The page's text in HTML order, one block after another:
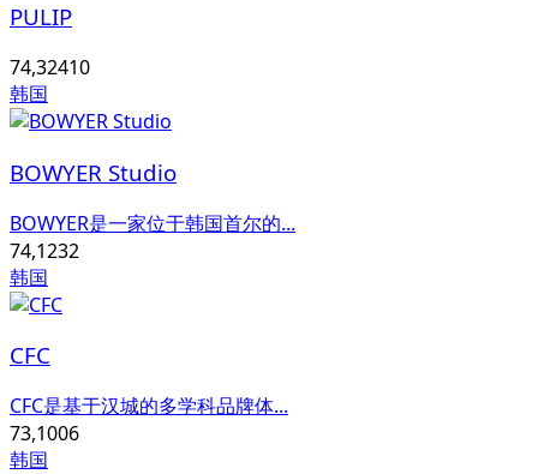
PULIP
74,32410
韩国
BOWYER Studio
BOWYER是一家位于韩国首尔的...
74,1232
韩国
CFC
CFC是基于汉城的多学科品牌体...
73,1006
韩国